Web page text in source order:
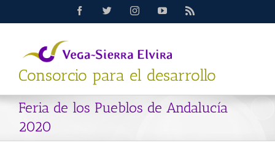
FacebookTwitterInstagramYouTubeRss
Consorcio para el desarrollo
Feria de los Pueblos de Andalucía
2020